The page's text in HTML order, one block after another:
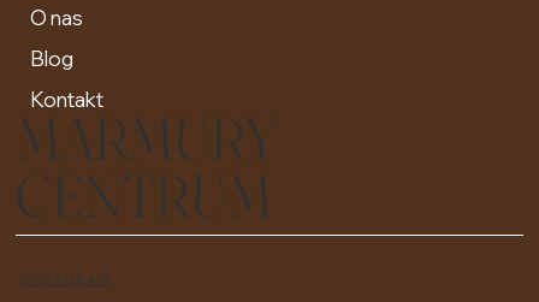
O nas
Blog
Kontakt
MARMURY
CENTRUM
INSTAGRAM